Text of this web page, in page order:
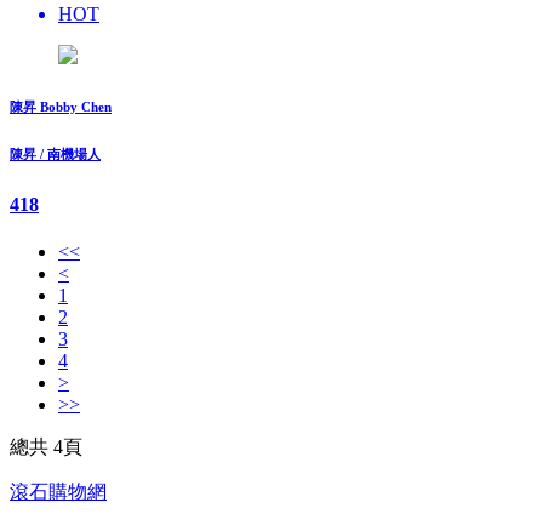
HOT
陳昇 Bobby Chen
陳昇 / 南機場人
418
<<
<
1
2
3
4
>
>>
總共 4頁
滾石購物網